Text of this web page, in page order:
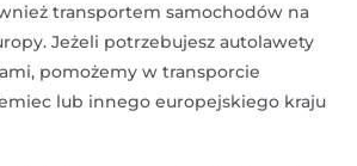
transportem samochodów na
Jeżeli potrzebujesz autolawety
pomożemy w transporcie
lub innego europejskiego kraju